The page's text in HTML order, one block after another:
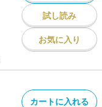
試し読み
お気に入り
カートに入れる